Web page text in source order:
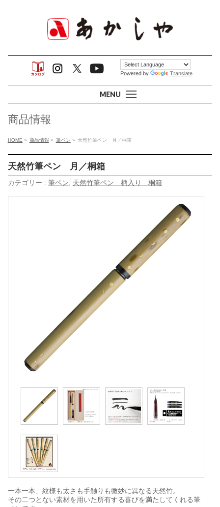
MENU
Powered by Translate
商品情報
HOME » 商品情報 » 筆ペン » 天然竹筆ペン 月／桐箱
天然竹筆ペン 月／桐箱
カテゴリー : 筆ペン 天然竹筆ペン 柄入り 桐箱
一本一本、紋様も太さも手触りも微妙に異なる天然竹。
その二つとない素材を用いた所有する喜びを満たしてくれる筆